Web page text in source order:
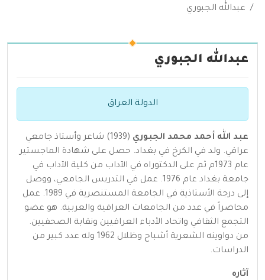
عبدالله الجبوري
عبدالله الجبوري
الدولة العراق
عبد الله أحمد محمد الجبوري
(1939) شاعر وأستاذ جامعي
عراقي. ولد في الكرخ في بغداد. حصل على شهادة الماجستير
عام 1973م ثم على الدكتوراه في الآداب من كلية الآداب في
جامعة بغداد عام 1976. عمل في التدريس الجامعي، ووصل
إلى درجة الأستاذية في الجامعة المستنصرية في 1989. عمل
محاضراً في عدد من الجامعات العراقية والعربية. هو عضو
التجمع الثقافي واتحاد الأدباء العراقيين ونقابة الصحفيين.
من دواوينه الشعرية أشباح وظلال 1962 وله عدد كبير من
الدراسات.
آثاره